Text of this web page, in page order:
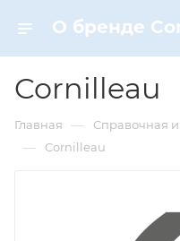
Cornilleau
Главная — Справочная
— Cornilleau